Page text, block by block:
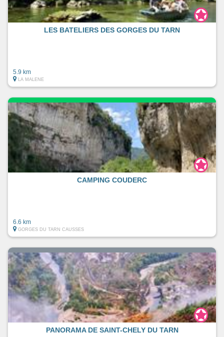
LES BATELIERS DES GORGES DU TARN
5.9 km
LA MALENE
CAMPING COUDERC
6.6 km
GORGES DU TARN CAUSSES
PANORAMA DE SAINT-CHELY DU TARN